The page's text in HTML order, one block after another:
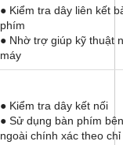
● Kiểm tra dây liên kết
phím
● Nhờ trợ giúp kỹ thuật
máy
● Kiểm tra dây kết nối
● Sử dụng bàn phím bên
ngoài chính xác theo chỉ